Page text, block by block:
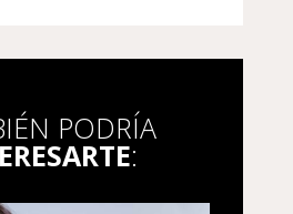
PODRÍA
: